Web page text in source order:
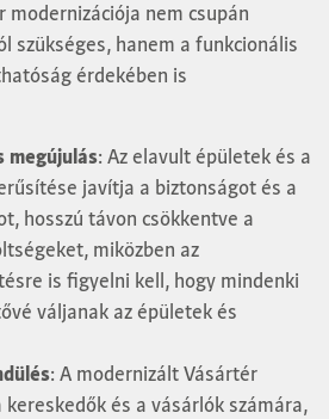
modernizációja nem csupán
szükséges, hanem a funkcionális
érdekében is
: Az elavult épületek és a
javítja a biztonságot és a
hosszú távon csökkentve a
miközben az
is figyelni kell, hogy mindenki
váljanak az épületek és
: A modernizált Vásártér
kereskedők és a vásárlók számára,